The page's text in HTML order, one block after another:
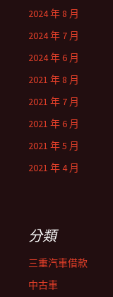
2024 年 8 月
2024 年 7 月
2024 年 6 月
2021 年 8 月
2021 年 7 月
2021 年 6 月
2021 年 5 月
2021 年 4 月
分類
三重汽車借款
中古車